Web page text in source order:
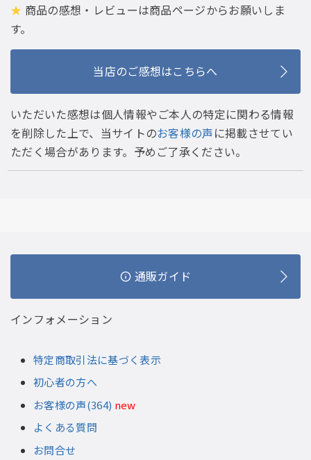
★ 商品の感想・レビューは商品ページからお願いしま
す。
当店のご感想はこちらへ
いただいた感想は個人情報やご本人の特定に関わる情報
を削除した上で、当サイトのお客様の声に掲載させてい
ただく場合があります。予めご了承ください。
通販ガイド
インフォメーション
特定商取引法に基づく表示
初心者の方へ
お客様の声(364) new
よくある質問
お問合せ